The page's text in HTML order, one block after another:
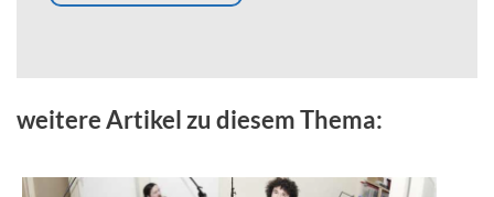
weitere Artikel zu diesem Thema: